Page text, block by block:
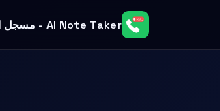
AI Note Taker - مسجل المكالمات